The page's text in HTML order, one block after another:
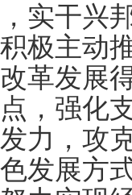
干兴邦
极主动
革发展
，强化
力，攻
发展方